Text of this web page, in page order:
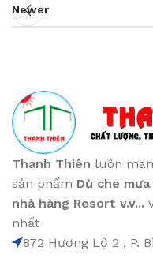
Newer
Thanh Thiên luôn
sản phẩm Dù che
nhà hàng Resort v.v...
nhất
872 Hương Lộ 2 , P.